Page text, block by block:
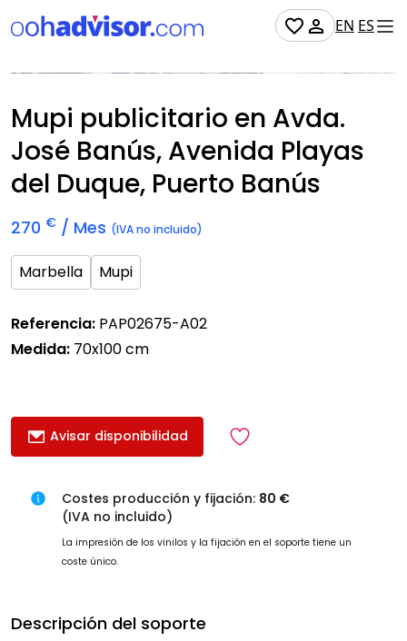
EN ES
No Disponible
Mupi publicitario en Avda.
José Banús, Avenida Playas
del Duque, Puerto Banús
270 € / Mes (IVA no incluido)
Marbella Mupi
Referencia: PAP02675-A02
Medida: 70x100 cm
Avisar disponibilidad
Costes producción y fijación: 80 €
(IVA no incluido)
La impresión de los vinilos y la fijación en el soporte tiene un
coste único.
Descripción del soporte